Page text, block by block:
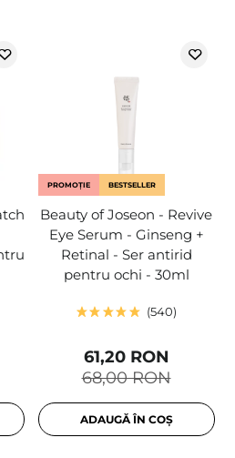
PROMOȚIE BESTSELLER
Beauty of Joseon - Revive
Eye Serum - Ginseng +
Retinal - Ser antirid
pentru ochi - 30ml
540
68,00 RON
61,20 RON
ADAUGĂ ÎN COȘ